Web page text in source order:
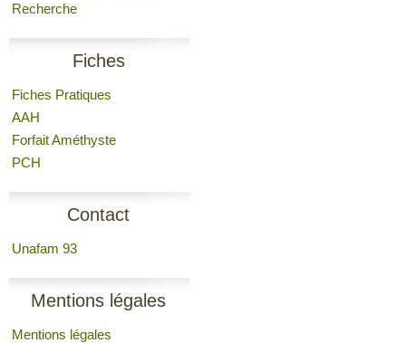
Recherche
Fiches
Fiches Pratiques
AAH
Forfait Améthyste
PCH
Contact
Unafam 93
Mentions légales
Mentions légales